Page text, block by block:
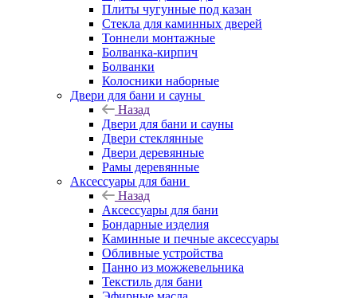
Плиты чугунные под казан
Стекла для каминных дверей
Тоннели монтажные
Болванка-кирпич
Болванки
Колосники наборные
Двери для бани и сауны
Назад
Двери для бани и сауны
Двери стеклянные
Двери деревянные
Рамы деревянные
Аксессуары для бани
Назад
Аксессуары для бани
Бондарные изделия
Каминные и печные аксессуары
Обливные устройства
Панно из можжевельника
Текстиль для бани